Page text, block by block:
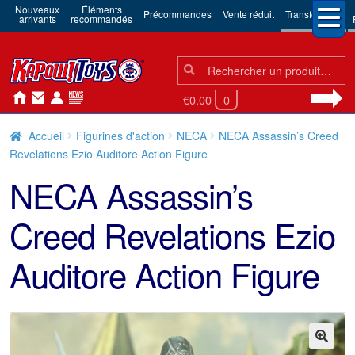
Nouveaux
arrivants
Éléments
recommandés Précommandes Vente réduit Transformers
Chercher:
Chercher
€0.00 0
Accueil Figurines d'action NECA
NECA Assassin’s Creed
Revelations Ezio Auditore Action Figure
NECA Assassin’s
Creed Revelations Ezio
Auditore Action Figure